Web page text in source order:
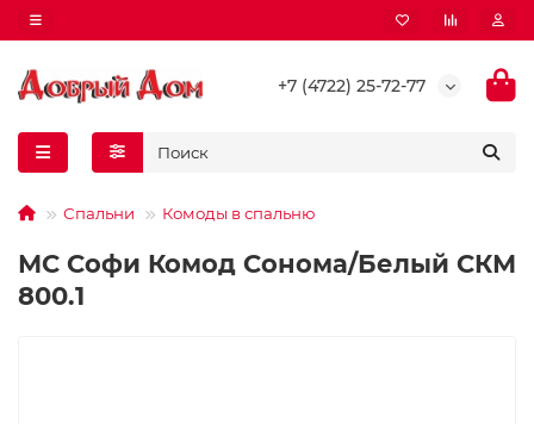
+7 (4722) 25-72-77
Спальни Комоды в спальню
МС Софи Комод Сонома/Белый СКМ
800.1